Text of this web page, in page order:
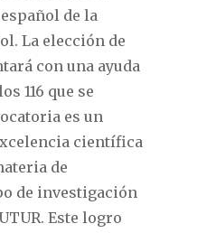
de la
La elección de
con una ayuda
116 que se
es un
científica
de
de investigación
Este logro